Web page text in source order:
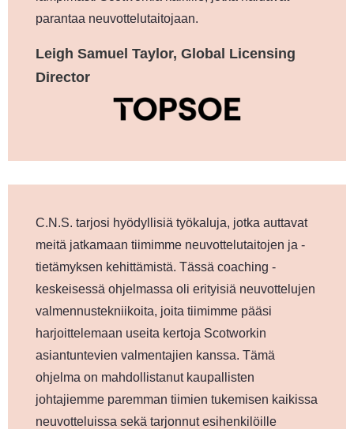
parantaa neuvottelutaitojaan.
Leigh Samuel Taylor, Global Licensing
Director
C.N.S. tarjosi hyödyllisiä työkaluja, jotka auttavat
meitä jatkamaan tiimimme neuvottelutaitojen ja -
tietämyksen kehittämistä. Tässä coaching -
keskeisessä ohjelmassa oli erityisiä neuvottelujen
valmennustekniikoita, joita tiimimme pääsi
harjoittelemaan useita kertoja Scotworkin
asiantuntevien valmentajien kanssa. Tämä
ohjelma on mahdollistanut kaupallisten
johtajiemme paremman tiimien tukemisen kaikissa
neuvotteluissa sekä tarjonnut esihenkilöille